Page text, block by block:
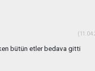
bütün etler bedava gitti